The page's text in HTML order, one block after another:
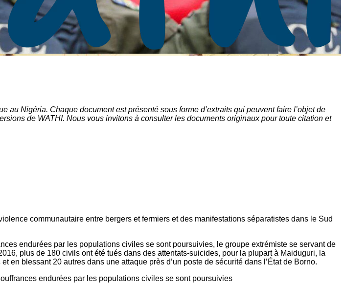
Nigéria. Chaque document est présenté sous forme d’extraits qui peuvent faire l’objet de
de WATHI. Nous vous invitons à consulter les documents originaux pour toute citation et
communautaire entre bergers et fermiers et des manifestations séparatistes dans le Sud
endurées par les populations civiles se sont poursuivies, le groupe extrémiste se servant de
plus de 180 civils ont été tués dans des attentats-suicides, pour la plupart à Maiduguri, la
en blessant 20 autres dans une attaque près d’un poste de sécurité dans l’État de Borno.
endurées par les populations civiles se sont poursuivies